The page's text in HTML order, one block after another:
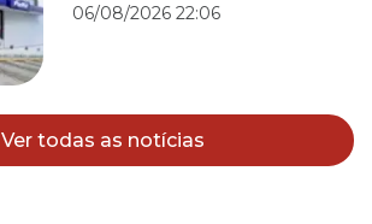
06/08/2026 22:06
Ver todas as notícias